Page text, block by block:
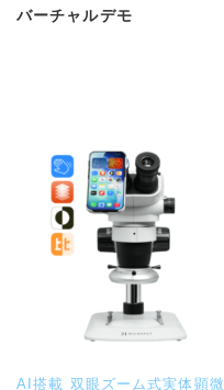
バーチャルデモ
AI搭載 双眼ズーム式実体顕微